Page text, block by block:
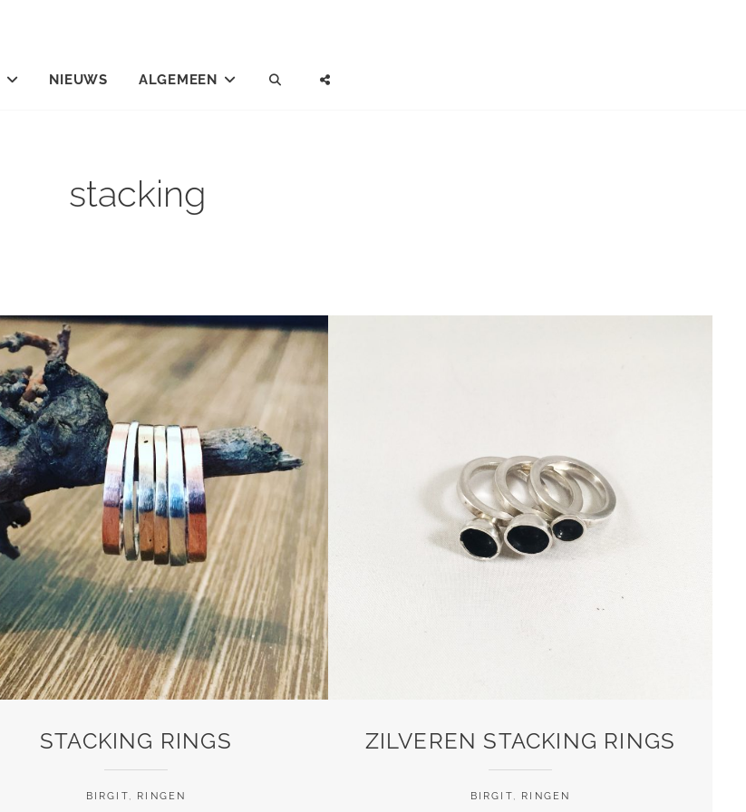
NIEUWS ALGEMEEN SEARCH
stacking
STACKING RINGS
BIRGIT, RINGEN
ZILVEREN STACKING RINGS
BIRGIT, RINGEN